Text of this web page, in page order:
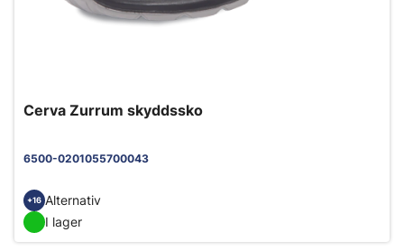
Cerva Zurrum skyddssko
6500-0201055700043
+16 Alternativ
I lager